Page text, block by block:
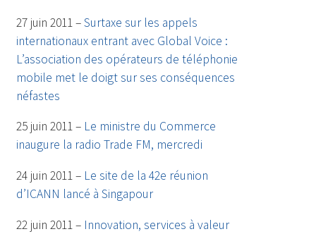
27 juin 2011 –Surtaxe sur les appels
internationaux entrant avec Global Voice :
L’association des opérateurs de téléphonie
mobile met le doigt sur ses conséquences
néfastes
25 juin 2011 – Le ministre du Commerce
inaugure la radio Trade FM, mercredi
24 juin 2011 – Le site de la 42e réunion
d’ICANN lancé à Singapour
22 juin 2011 – Innovation, services à valeur